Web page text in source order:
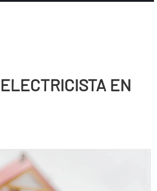
EN